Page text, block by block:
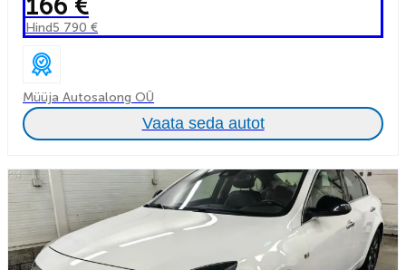
166 €
Hind5 790 €
Müüja Autosalong OÜ
Vaata seda autot